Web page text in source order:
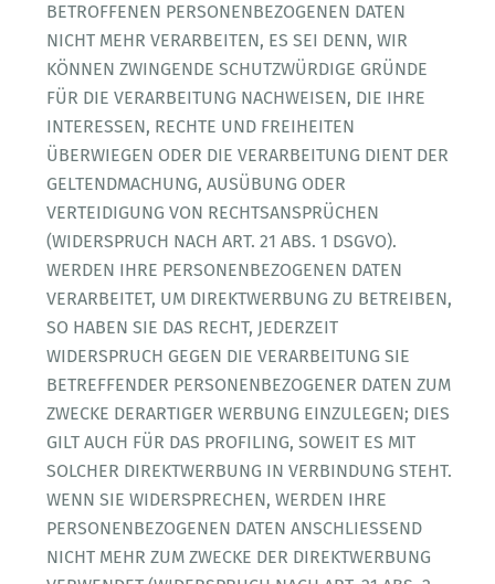
BETROFFENEN PERSONENBEZOGENEN DATEN
NICHT MEHR VERARBEITEN, ES SEI DENN, WIR
KÖNNEN ZWINGENDE SCHUTZWÜRDIGE GRÜNDE
FÜR DIE VERARBEITUNG NACHWEISEN, DIE IHRE
INTERESSEN, RECHTE UND FREIHEITEN
ÜBERWIEGEN ODER DIE VERARBEITUNG DIENT DER
GELTENDMACHUNG, AUSÜBUNG ODER
VERTEIDIGUNG VON RECHTSANSPRÜCHEN
(WIDERSPRUCH NACH ART. 21 ABS. 1 DSGVO).
WERDEN IHRE PERSONENBEZOGENEN DATEN
VERARBEITET, UM DIREKTWERBUNG ZU BETREIBEN,
SO HABEN SIE DAS RECHT, JEDERZEIT
WIDERSPRUCH GEGEN DIE VERARBEITUNG SIE
BETREFFENDER PERSONENBEZOGENER DATEN ZUM
ZWECKE DERARTIGER WERBUNG EINZULEGEN; DIES
GILT AUCH FÜR DAS PROFILING, SOWEIT ES MIT
SOLCHER DIREKTWERBUNG IN VERBINDUNG STEHT.
WENN SIE WIDERSPRECHEN, WERDEN IHRE
PERSONENBEZOGENEN DATEN ANSCHLIESSEND
NICHT MEHR ZUM ZWECKE DER DIREKTWERBUNG